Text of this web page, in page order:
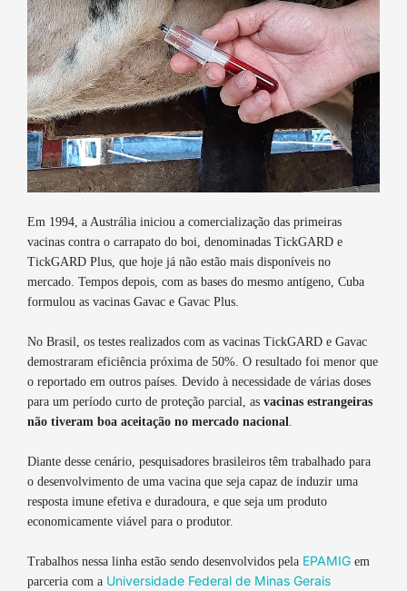
Em 1994, a Austrália iniciou a comercialização das primeiras
vacinas contra o carrapato do boi, denominadas TickGARD e
TickGARD Plus, que hoje já não estão mais disponíveis no
mercado. Tempos depois, com as bases do mesmo antígeno, Cuba
formulou as vacinas Gavac e Gavac Plus.
No Brasil, os testes realizados com as vacinas TickGARD e Gavac
demostraram eficiência próxima de 50%. O resultado foi menor que
o reportado em outros países. Devido à necessidade de várias doses
para um período curto de proteção parcial, as vacinas estrangeiras
não tiveram boa aceitação no mercado nacional.
Diante desse cenário, pesquisadores brasileiros têm trabalhado para
o desenvolvimento de uma vacina que seja capaz de induzir uma
resposta imune efetiva e duradoura, e que seja um produto
economicamente viável para o produtor.
Trabalhos nessa linha estão sendo desenvolvidos pela EPAMIG em
parceria com a Universidade Federal de Minas Gerais